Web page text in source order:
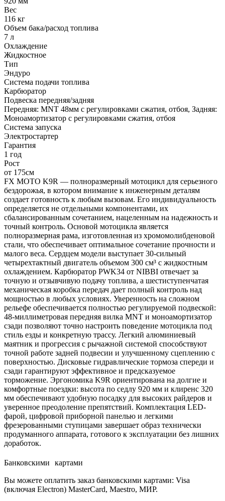
Вес
116 кг
Объем бака/расход топлива
7 л
Охлаждение
Жидкостное
Тип
Эндуро
Система подачи топлива
Карбюратор
Подвеска передняя/задняя
Передняя: MNT 48мм с регулировками сжатия, отбоя, Задняя:
Моноамортизатор с регулировками сжатия, отбоя
Система запуска
Электростартер
Гарантия
1 год
Рост
от 175см
FX MOTO K9R — полноразмерный мотоцикл для серьезного
бездорожья, в котором внимание к инженерным деталям
создает готовность к любым вызовам. Его индивидуальность
определяется не отдельными компонентами, их
сбалансированным сочетанием, нацеленным на надежность и
точный контроль. Основой мотоцикла является
полноразмерная рама, изготовленная из хромомолибденовой
стали, что обеспечивает оптимальное сочетание прочности и
малого веса. Сердцем модели выступает 30-сильный
четырехтактный двигатель объемом 300 см³ с жидкостным
охлаждением. Карбюратор PWK34 от NIBBI отвечает за
точную и отзывчивую подачу топлива, а шестиступенчатая
механическая коробка передач дает полный контроль над
мощностью в любых условиях. Уверенность на сложном
рельефе обеспечивается полностью регулируемой подвеской:
48-миллиметровая передняя вилка MNT и моноамортизатор
сзади позволяют точно настроить поведение мотоцикла под
стиль езды и конкретную трассу. Легкий алюминиевый
маятник и прогрессия с рычажной системой способствуют
точной работе задней подвесии и улучшенному сцеплению с
поверхностью. Дисковые гидравлические тормоза спереди и
сзади гарантируют эффективное и предсказуемое
торможение. Эргономика K9R ориентирована на долгие и
комфортные поездки: высота по седлу 920 мм и клиренс 320
мм обеспечивают удобную посадку для высоких райдеров и
уверенное преодоление препятствий. Комплектация LED-
фарой, цифровой приборной панелью и легкими
фрезерованными ступицами завершает образ технически
продуманного аппарата, готового к эксплуатации без лишних
доработок.
Банковскими картами
Вы можете оплатить заказ банковскими картами: Visa
(включая Electron) MasterCard, Maestro, МИР.